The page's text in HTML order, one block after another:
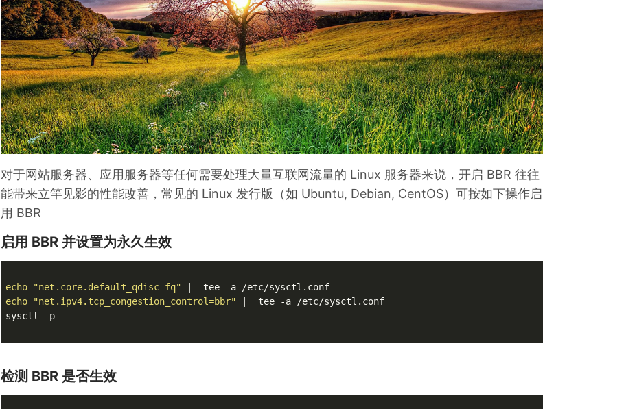
对于网站服务器、应用服务器等任何需要处理大量互联网流量的 Linux 服务器来说，开启 BBR 往往
能带来立竿见影的性能改善，常见的 Linux 发行版（如 Ubuntu, Debian, CentOS）可按如下操作启
用 BBR
启用 BBR 并设置为永久生效
echo "net.core.default_qdisc=fq"
echo
"net.ipv4.tcp_congestion_control=bbr" |  tee -a /etc/sysctl.conf
sysctl -p
检测 BBR 是否生效